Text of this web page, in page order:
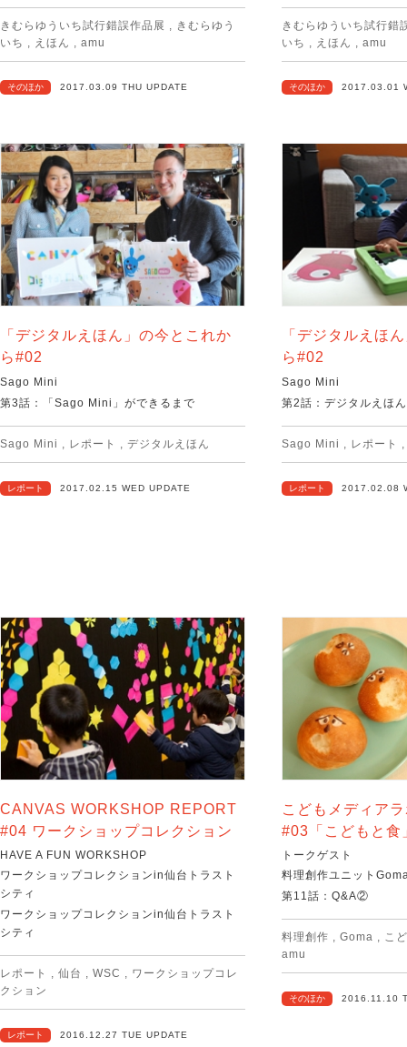
きむらゆういち試行錯誤作品展 , きむらゆう
いち , えほん , amu
そのほか 2017.03.09 THU UPDATE
きむらゆういち試行錯
いち , えほん , amu
そのほか 2017.03.01
「デジタルえほん」の今とこれか
ら#02
Sago Mini
第3話：「Sago Mini」ができるまで
Sago Mini , レポート , デジタルえほん
レポート 2017.02.15 WED UPDATE
「デジタルえほ
ら#02
Sago Mini
第2話：デジタルえほ
Sago Mini , レポート
レポート 2017.02.08
CANVAS WORKSHOP REPORT
#04 ワークショップコレクション
HAVE A FUN WORKSHOP
ワークショップコレクションin仙台トラスト
シティ
ワークショップコレクションin仙台トラスト
シティ
レポート , 仙台 , WSC , ワークショップコレ
クション
レポート 2016.12.27 TUE UPDATE
こどもメディア
#03「こどもと食
トークゲスト
料理創作ユニット
第11話：Q&A②
料理創作 , Goma , こ
amu
そのほか 2016.11.10